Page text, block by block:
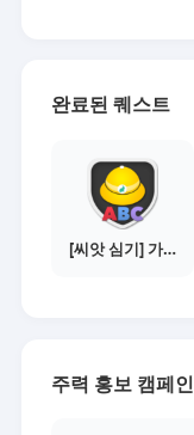
완료된 퀘스트
[씨앗 심기] 가이드보기 - 매체별 활동 가이드
주력 홍보 캠페인